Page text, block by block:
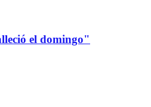
el domingo"